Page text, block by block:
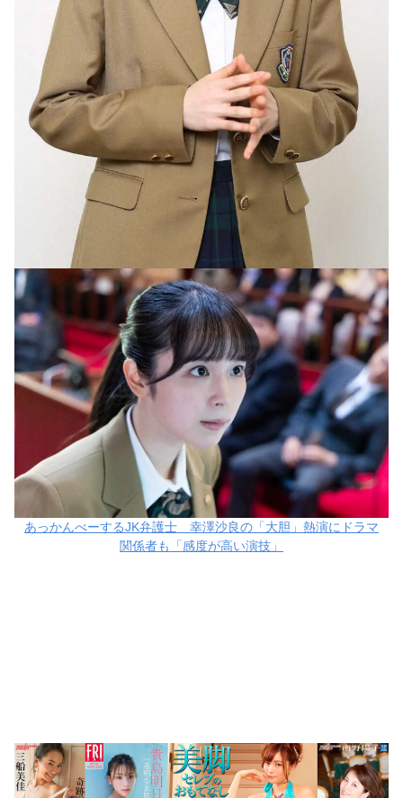
あっかんべーするJK弁護士 幸澤沙良の「大胆」熱演にドラマ
関係者も「感度が高い演技」